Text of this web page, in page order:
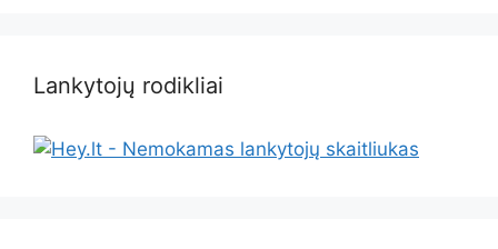
Lankytojų rodikliai